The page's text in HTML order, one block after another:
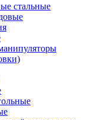
стальные